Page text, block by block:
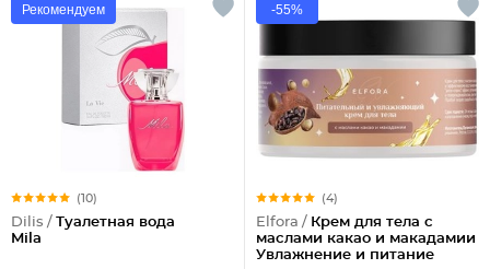
Рекомендуем
(10)
Dilis / Туалетная вода
Mila
-55%
(4)
Elfora / Крем для тела с
маслами какао и макадамии
Увлажнение и питание